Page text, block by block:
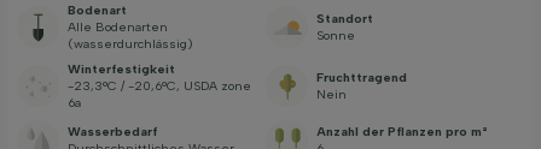
Bodenart
Alle Bodenarten
(wasserdurchlässig)
Standort
Sonne
Winterfestigkeit
-23,3°C / -20,6°C, USDA zone
6a
Fruchttragend
Nein
Wasserbedarf
Anzahl der Pflanzen pro m²